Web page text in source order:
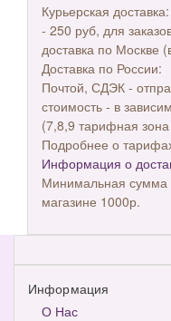
Курьерская
- 250 руб, для
доставка по Москве
Доставка по России:
Почтой, СДЭК -
стоимость - в
(7,8,9 тарифная
Подробнее о
Информация о
Минимальная сумма
магазине 1000р.
Информация
О Нас